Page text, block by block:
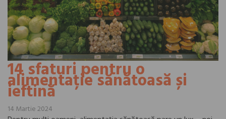
14 sfaturi pentru o
alimentație sănătoasă și
ieftină
14 Martie 2024